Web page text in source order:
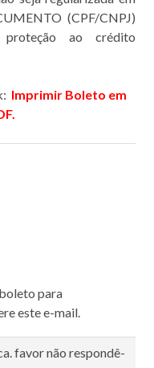
(CPF/CNPJ)
ao crédito
Imprimir Boleto em
boleto para
este e-mail.
favor não respondê-